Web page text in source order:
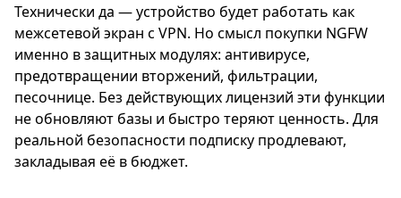
Технически да — устройство будет работать как
межсетевой экран с VPN. Но смысл покупки NGFW
именно в защитных модулях: антивирусе,
предотвращении вторжений, фильтрации,
песочнице. Без действующих лицензий эти функции
не обновляют базы и быстро теряют ценность. Для
реальной безопасности подписку продлевают,
закладывая её в бюджет.